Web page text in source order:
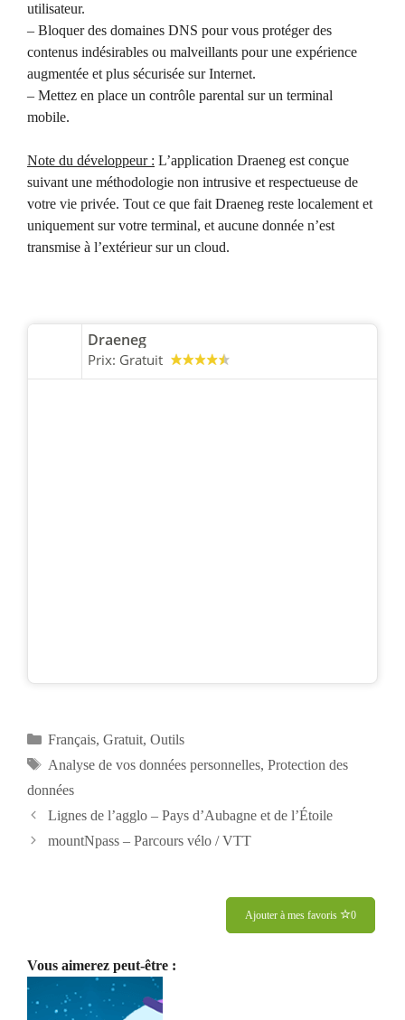
utilisateur.
– Bloquer des domaines DNS pour vous protéger des
contenus indésirables ou malveillants pour une expérience
augmentée et plus sécurisée sur Internet.
– Mettez en place un contrôle parental sur un terminal
mobile.
Note du développeur : L’application Draeneg est conçue
suivant une méthodologie non intrusive et respectueuse de
votre vie privée. Tout ce que fait Draeneg reste localement et
uniquement sur votre terminal, et aucune donnée n’est
transmise à l’extérieur sur un cloud.
Draeneg
Prix: Gratuit
Catégories
Français, Gratuit, Outils
Étiquettes
Analyse de vos données personnelles, Protection des
données
Navigation
des
Lignes de l’agglo – Pays d’Aubagne et de l’Étoile
mountNpass – Parcours vélo / VTT
Ajouter à mes favoris 0
Vous aimerez peut-être :